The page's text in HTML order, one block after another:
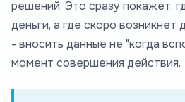
решений. Это сразу покажет,
деньги, а где скоро возникнет
- вносить данные не "когда
момент совершения действия.